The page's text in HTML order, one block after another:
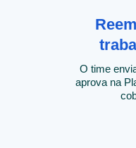
O time
aprova na